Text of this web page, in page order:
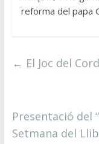
reforma del papa
← El Joc del
Presentació del
Setmana del